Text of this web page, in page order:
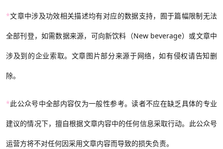
*文章中涉及功效相关描述均有对应的数据支持，囿于篇幅限制无法
全部刊登，如需数据来源，可向新饮料（New beverage）或文章中
涉及到的企业索取。文章图片部分来源于网络，如有侵权请告知删
除。
*此公众号中全部内容仅为一般性参考。读者不应在缺乏具体的专业
建议的情况下，擅自根据文章内容中的任何信息采取行动。此公众号
运营方将不对任何因采用文章内容而导致的损失负责。